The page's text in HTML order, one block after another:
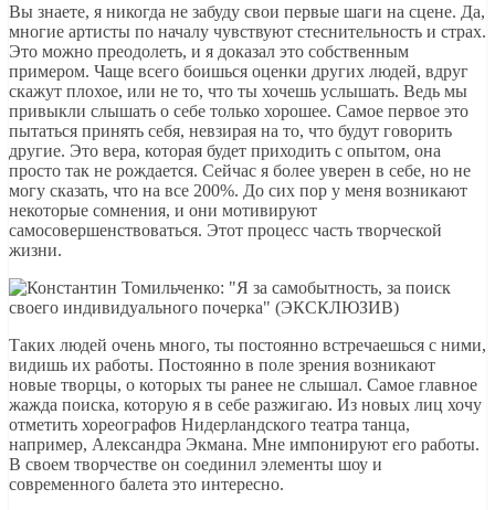
Вы знаете, я никогда не забуду свои первые шаги на сцене. Да,
многие артисты по началу чувствуют стеснительность и страх.
Это можно преодолеть, и я доказал это собственным
примером. Чаще всего боишься оценки других людей, вдруг
скажут плохое, или не то, что ты хочешь услышать. Ведь мы
привыкли слышать о себе только хорошее. Самое первое это
пытаться принять себя, невзирая на то, что будут говорить
другие. Это вера, которая будет приходить с опытом, она
просто так не рождается. Сейчас я более уверен в себе, но не
могу сказать, что на все 200%. До сих пор у меня возникают
некоторые сомнения, и они мотивируют
самосовершенствоваться. Этот процесс часть творческой
жизни.
Таких людей очень много, ты постоянно встречаешься с ними,
видишь их работы. Постоянно в поле зрения возникают
новые творцы, о которых ты ранее не слышал. Самое главное
жажда поиска, которую я в себе разжигаю. Из новых лиц хочу
отметить хореографов Нидерландского театра танца,
например, Александра Экмана. Мне импонируют его работы.
В своем творчестве он соединил элементы шоу и
современного балета это интересно.